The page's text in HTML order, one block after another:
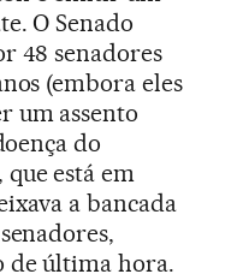
O Senado
48 senadores
(embora eles
um assento
do
, que está em
a bancada
de última hora.